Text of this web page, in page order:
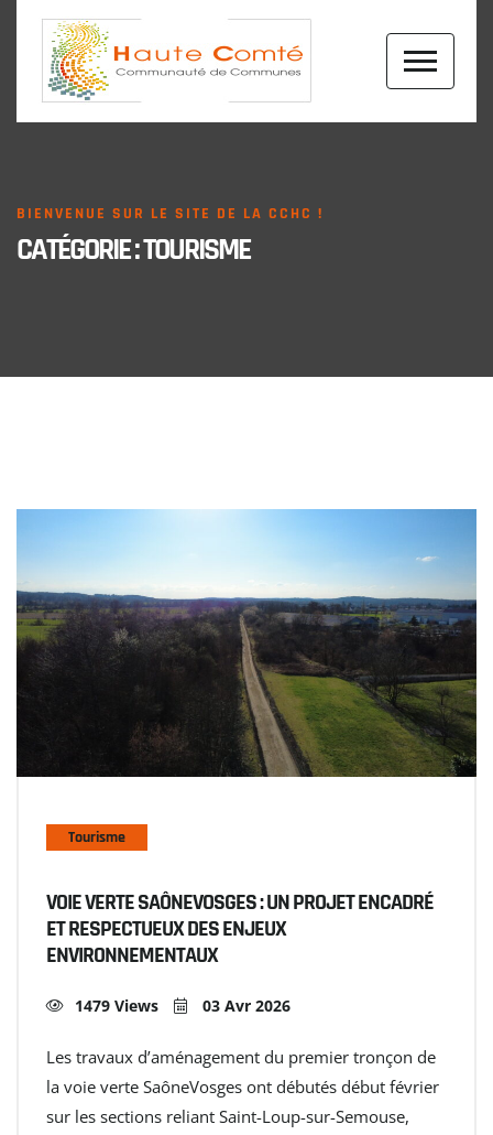
BIENVENUE SUR LE SITE DE LA CCHC !
CATÉGORIE :TOURISME
Tourisme
VOIE VERTE SAÔNEVOSGES : UN PROJET ENCADRÉ
ET RESPECTUEUX DES ENJEUX
ENVIRONNEMENTAUX
1479 Views 03 Avr 2026
Les travaux d’aménagement du premier tronçon de
la voie verte SaôneVosges ont débutés début février
sur les sections reliant Saint-Loup-sur-Semouse,